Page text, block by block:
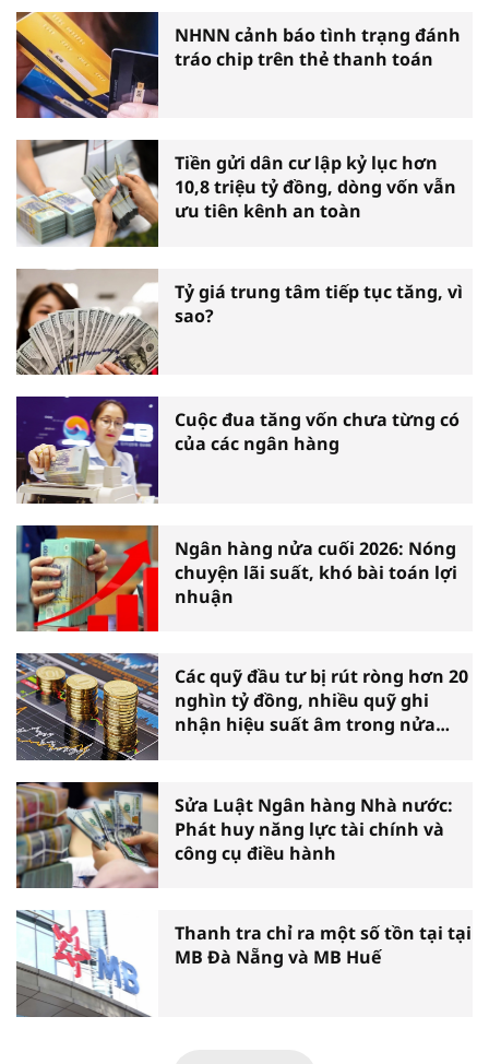
NHNN cảnh báo tình trạng đánh
tráo chip trên thẻ thanh toán
Tiền gửi dân cư lập kỷ lục hơn
10,8 triệu tỷ đồng, dòng vốn vẫn
ưu tiên kênh an toàn
Tỷ giá trung tâm tiếp tục tăng, vì
sao?
Cuộc đua tăng vốn chưa từng có
của các ngân hàng
Ngân hàng nửa cuối 2026: Nóng
chuyện lãi suất, khó bài toán lợi
nhuận
Các quỹ đầu tư bị rút ròng hơn 20
nghìn tỷ đồng, nhiều quỹ ghi
nhận hiệu suất âm trong nửa
Sửa Luật Ngân hàng Nhà nước:
Phát huy năng lực tài chính và
công cụ điều hành
Thanh tra chỉ ra một số tồn tại tại
MB Đà Nẵng và MB Huế